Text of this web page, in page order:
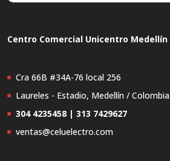
Centro Comercial Unicentro Medellín
Cra 66B #34A-76 local 256
Laureles - Estadio, Medellín / Colombia
304 4235458 | 313 7429627
ventas@celuelectro.com